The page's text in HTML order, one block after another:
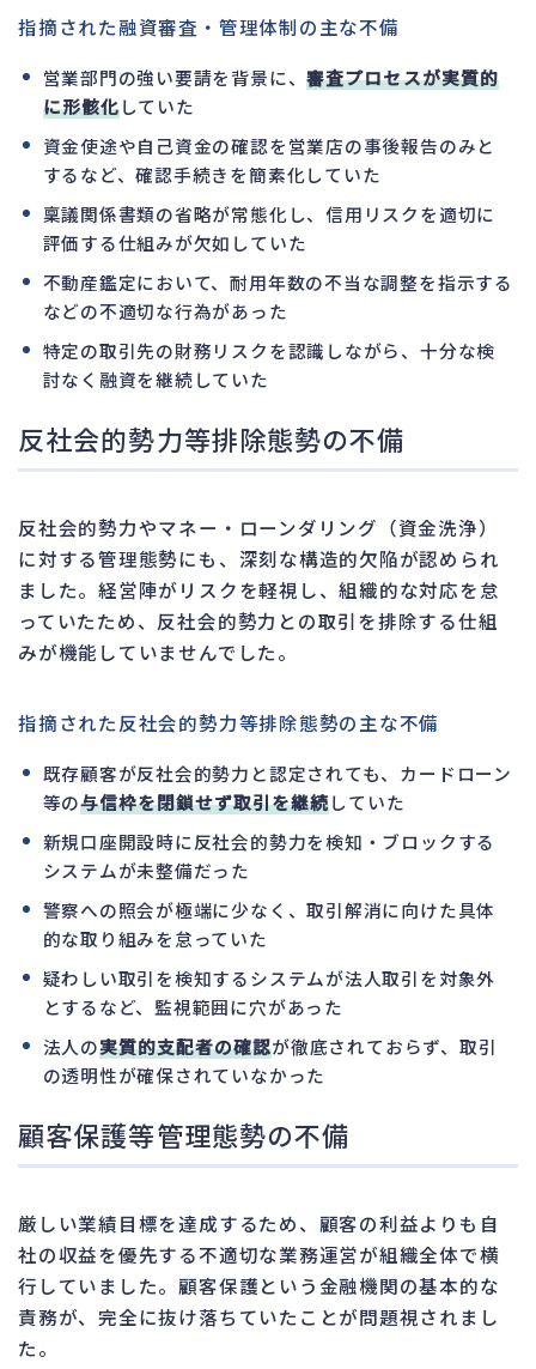
指摘された融資審査・管理体制の主な不備
営業部門の強い要請を背景に、審査プロセスが実質的
に形骸化していた
資金使途や自己資金の確認を営業店の事後報告のみと
するなど、確認手続きを簡素化していた
稟議関係書類の省略が常態化し、信用リスクを適切に
評価する仕組みが欠如していた
不動産鑑定において、耐用年数の不当な調整を指示する
などの不適切な行為があった
特定の取引先の財務リスクを認識しながら、十分な検
討なく融資を継続していた
反社会的勢力等排除態勢の不備
反社会的勢力やマネー・ローンダリング（資金洗浄）
に対する管理態勢にも、深刻な構造的欠陥が認められ
ました。経営陣がリスクを軽視し、組織的な対応を怠
っていたため、反社会的勢力との取引を排除する仕組
みが機能していませんでした。
指摘された反社会的勢力等排除態勢の主な不備
既存顧客が反社会的勢力と認定されても、カードローン
等の与信枠を閉鎖せず取引を継続していた
新規口座開設時に反社会的勢力を検知・ブロックする
システムが未整備だった
警察への照会が極端に少なく、取引解消に向けた具体
的な取り組みを怠っていた
疑わしい取引を検知するシステムが法人取引を対象外
とするなど、監視範囲に穴があった
法人の実質的支配者の確認が徹底されておらず、取引
の透明性が確保されていなかった
顧客保護等管理態勢の不備
厳しい業績目標を達成するため、顧客の利益よりも自
社の収益を優先する不適切な業務運営が組織全体で横
行していました。顧客保護という金融機関の基本的な
責務が、完全に抜け落ちていたことが問題視されまし
た。